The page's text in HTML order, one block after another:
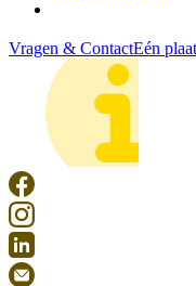
Vragen & ContactEén